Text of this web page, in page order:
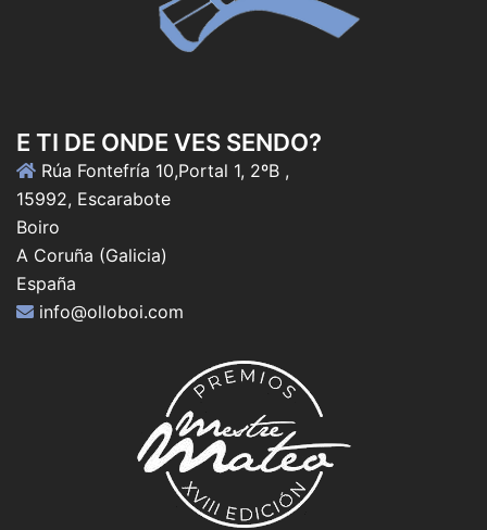
E TI DE ONDE VES SENDO?
Rúa Fontefría 10,Portal 1, 2ºB ,
15992, Escarabote
Boiro
A Coruña (Galicia)
España
info@olloboi.com